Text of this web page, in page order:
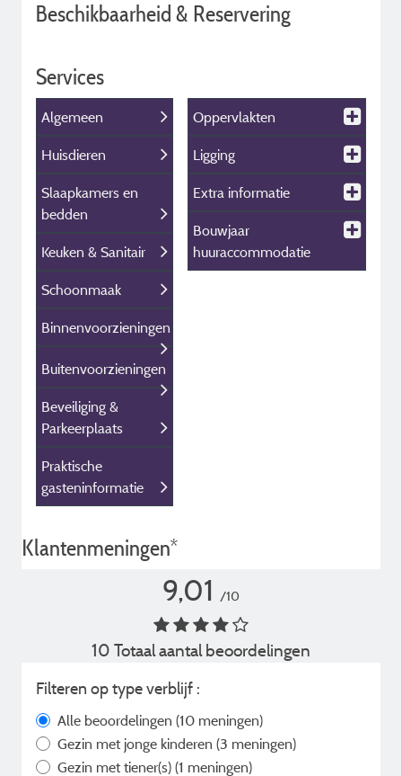
Beschikbaarheid & Reservering
Services
Algemeen
Huisdieren
Slaapkamers en
bedden
Keuken & Sanitair
Schoonmaak
Binnenvoorzieningen
Buitenvoorzieningen
Beveiliging &
Parkeerplaats
Praktische
gasteninformatie
Oppervlakten
Ligging
Extra informatie
Bouwjaar
huuraccommodatie
Klantenmeningen*
9,01 /10
10 Totaal aantal beoordelingen
Filteren op type verblijf :
Alle beoordelingen (10 meningen)
Gezin met jonge kinderen (3 meningen)
Gezin met tiener(s) (1 meningen)